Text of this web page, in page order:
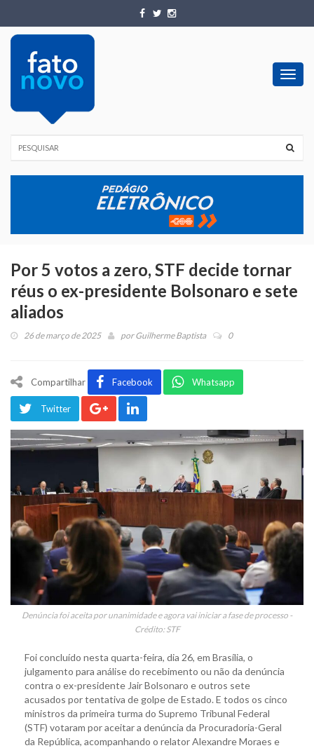
Por 5 votos a zero, STF decide tornar
réus o ex-presidente Bolsonaro e sete
aliados
26 de março de 2025 porGuilherme Baptista 0
Compartilhar Facebook Whatsapp
Twitter
Denúncia foi aceita por unanimidade e agora vai iniciar a fase de processo -
Crédito: STF
Foi concluído nesta quarta-feira, dia 26, em Brasília, o
julgamento para análise do recebimento ou não da denúncia
contra o ex-presidente Jair Bolsonaro e outros sete
acusados por tentativa de golpe de Estado. E todos os cinco
ministros da primeira turma do Supremo Tribunal Federal
(STF) votaram por aceitar a denúncia da Procuradoria-Geral
da República, acompanhando o relator Alexandre Moraes e